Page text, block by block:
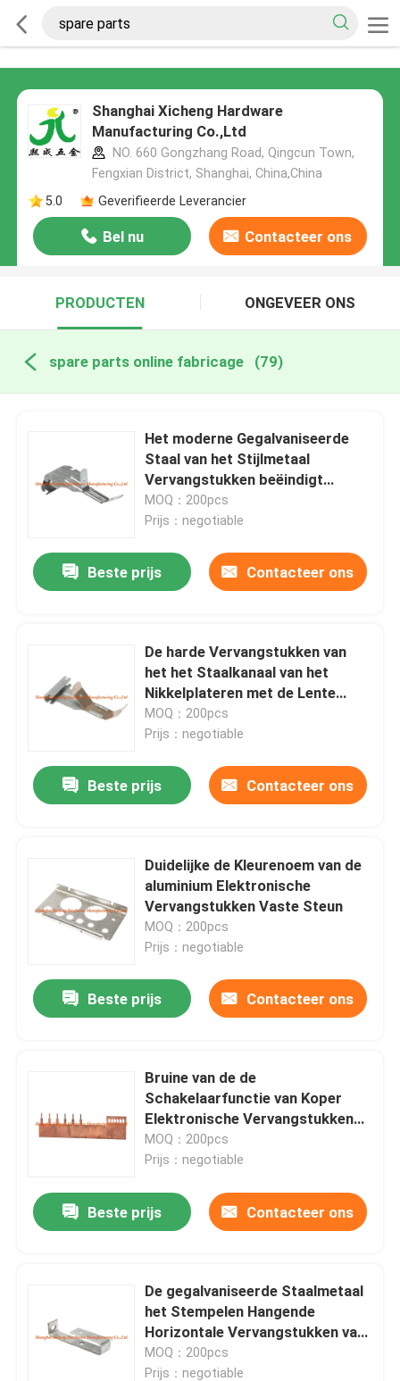
Shanghai Xicheng Hardware
Manufacturing Co.,Ltd
NO. 660 Gongzhang Road, Qingcun Town,
Fengxian District, Shanghai, China,China
5.0
Geverifieerde Leverancier
Bel nu Contacteer ons
PRODUCTEN ONGEVEER ONS
spare parts online fabricage (79)
Het moderne Gegalvaniseerde
Staal van het Stijlmetaal
Vervangstukken beëindigt
Behandelingsgrootte 60
MOQ：200pcs
Prijs：negotiable
Beste prijs Contacteer ons
De harde Vervangstukken van
het het Staalkanaal van het
Nikkelplateren met de Lente
Regelbare Hangende Toebehoren
MOQ：200pcs
Prijs：negotiable
Beste prijs Contacteer ons
Duidelijke de Kleurenoem van de
aluminium Elektronische
Vervangstukken Vaste Steun
MOQ：200pcs
Prijs：negotiable
Beste prijs Contacteer ons
Bruine van de de
Schakelaarfunctie van Koper
Elektronische Vervangstukken
de Douanegrootte
MOQ：200pcs
Prijs：negotiable
Beste prijs Contacteer ons
De gegalvaniseerde Staalmetaal
het Stempelen Hangende
Horizontale Vervangstukken van
de Stukkiel
MOQ：200pcs
Prijs：negotiable